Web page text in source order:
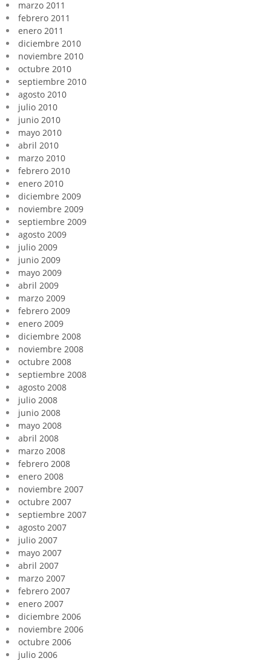
marzo 2011
febrero 2011
enero 2011
diciembre 2010
noviembre 2010
octubre 2010
septiembre 2010
agosto 2010
julio 2010
junio 2010
mayo 2010
abril 2010
marzo 2010
febrero 2010
enero 2010
diciembre 2009
noviembre 2009
septiembre 2009
agosto 2009
julio 2009
junio 2009
mayo 2009
abril 2009
marzo 2009
febrero 2009
enero 2009
diciembre 2008
noviembre 2008
octubre 2008
septiembre 2008
agosto 2008
julio 2008
junio 2008
mayo 2008
abril 2008
marzo 2008
febrero 2008
enero 2008
noviembre 2007
octubre 2007
septiembre 2007
agosto 2007
julio 2007
mayo 2007
abril 2007
marzo 2007
febrero 2007
enero 2007
diciembre 2006
noviembre 2006
octubre 2006
julio 2006